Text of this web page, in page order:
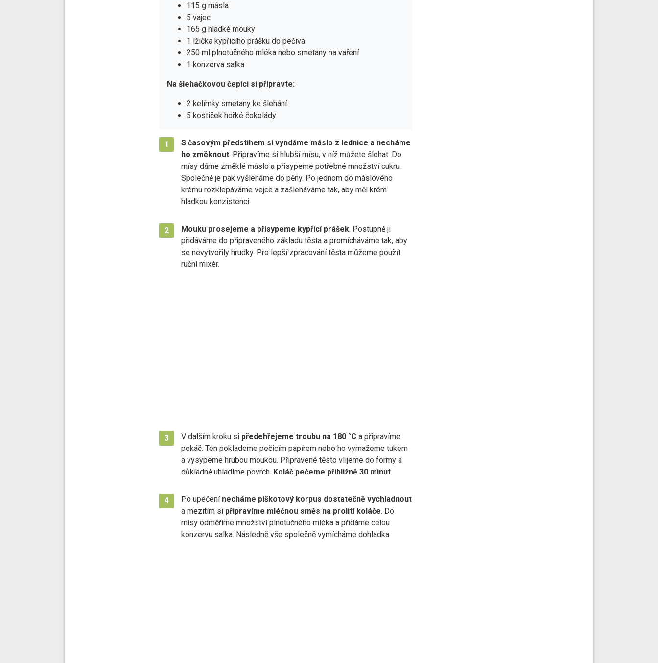
115 g másla
5 vajec
165 g hladké mouky
1 lžička kypřicího prášku do pečiva
250 ml plnotučného mléka nebo smetany na vaření
1 konzerva salka
Na šlehačkovou čepici si připravte:
2 kelímky smetany ke šlehání
5 kostiček hořké čokolády
1
S časovým předstihem si vyndáme máslo z lednice a necháme
ho změknout. Připravíme si hlubší mísu, v níž můžete šlehat. Do
mísy dáme změklé máslo a přisypeme potřebné množství cukru.
Společně je pak vyšleháme do pěny. Po jednom do máslového
krému rozklepáváme vejce a zašleháváme tak, aby měl krém
hladkou konzistenci.
2 Mouku prosejeme a přisypeme kypřicí prášek. Postupně ji
přidáváme do připraveného základu těsta a promícháváme tak, aby
se nevytvořily hrudky. Pro lepší zpracování těsta můžeme použít
ruční mixér.
3 V dalším kroku si předehřejeme troubu na 180 °Ca připravíme
pekáč. Ten poklademe pečicím papírem nebo ho vymažeme tukem
a vysypeme hrubou moukou. Připravené těsto vlijeme do formy a
důkladně uhladíme povrch. Koláč pečeme přibližně 30 minut.
4 Po upečení necháme piškotový korpus dostatečně vychladnout
a mezitím si připravíme mléčnou směs na prolití koláče. Do
mísy odměříme množství plnotučného mléka a přidáme celou
konzervu salka. Následně vše společně vymícháme dohladka.